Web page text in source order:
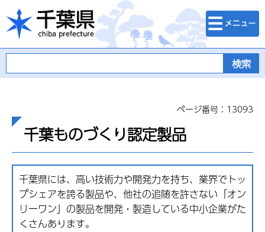
千葉県
検索・メニュ
ー
ページ番号：13093
千葉ものづくり認定製品
千葉県には、高い技術力や開発力を持ち、業界でトッ
プシェアを誇る製品や、他社の追随を許さない「オン
リーワン」の製品を開発・製造している中小企業がた
くさんあります。